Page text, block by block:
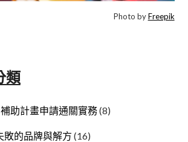
Photo byFreepik
類
補助計畫申請通關實務(8)
敗的品牌與解方 (16)